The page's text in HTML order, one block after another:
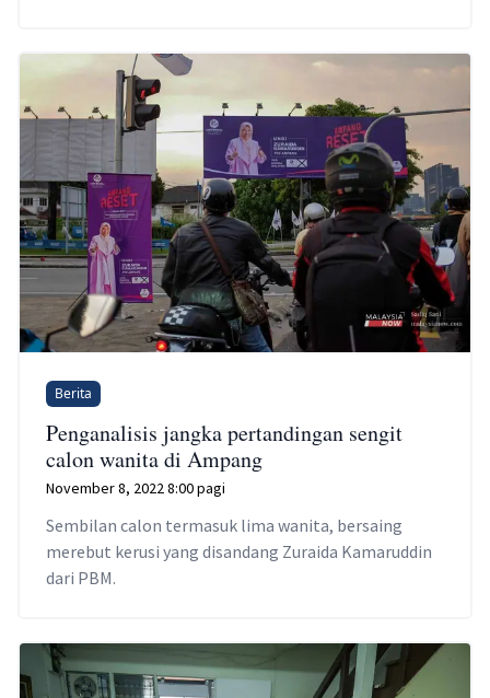
Berita
Penganalisis jangka pertandingan sengit
calon wanita di Ampang
November 8, 2022 8:00 pagi
Sembilan calon termasuk lima wanita, bersaing
merebut kerusi yang disandang Zuraida Kamaruddin
dari PBM.